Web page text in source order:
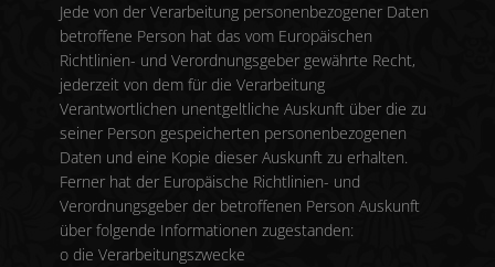
Jede von der Verarbeitung personenbezogener Daten
betroffene Person hat das vom Europäischen
Richtlinien- und Verordnungsgeber gewährte Recht,
jederzeit von dem für die Verarbeitung
Verantwortlichen unentgeltliche Auskunft über die zu
seiner Person gespeicherten personenbezogenen
Daten und eine Kopie dieser Auskunft zu erhalten.
Ferner hat der Europäische Richtlinien- und
Verordnungsgeber der betroffenen Person Auskunft
über folgende Informationen zugestanden:
o die Verarbeitungszwecke